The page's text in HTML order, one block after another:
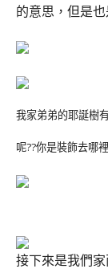
的意思，但是
我家弟弟的耶誕樹
呢??你是裝飾去哪
接下來是我們